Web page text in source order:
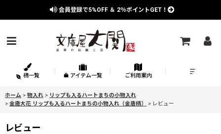
会員登録で5%OFF ＆ 2％ポイントGET！
柄一覧 アイテム一覧 ご利用案内
ホーム > 物入れ > リップも入るハートまちの小物入れ
> 金唐大花 リップも入るハートまちの小物入れ（金唐柄） > レビュー
レビュー